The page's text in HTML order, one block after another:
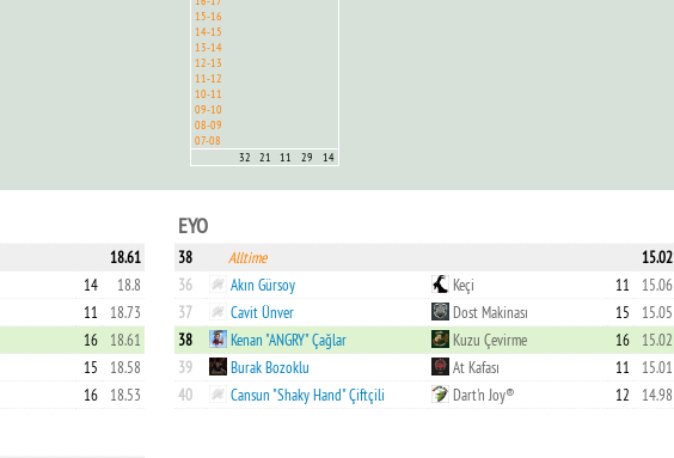
15-16
14-15
13-14
12-13
11-12
10-11
09-10
08-09
07-08
32
21 11 29 14
18.61
14
18.8
11
18.73
16
18.61
15
18.58
16 18.53
EYO
38 Alltime
15.02
36
Akın Gürsoy Keçi 11
15.06
37
Cavit Ünver Dost Makinası 15
15.05
38
Kenan "ANGRY" Çağlar Kuzu Çevirme 16
15.02
39
Burak Bozoklu At Kafası 11
15.01
40
Cansun "Shaky Hand" Çiftçili Dart'n Joy® 12 14.98